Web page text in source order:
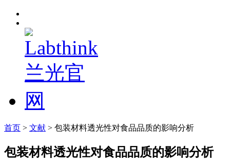
首页 > 文献 > 包装材料透光性对食品品质的影响分析
包装材料透光性对食品品质的影响分析